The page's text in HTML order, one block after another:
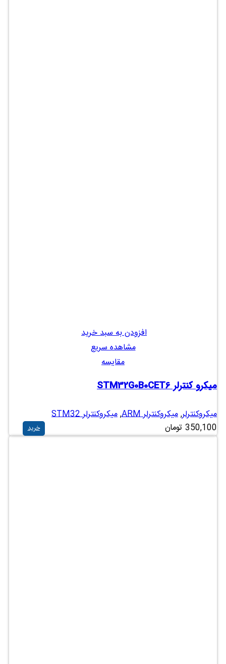
افزودن به سبد خرید
مشاهده سریع
مقایسه
میکرو کنترلر STM32G0B0CET6
میکروکنترلر,میکروکنترلر ARM ,میکروکنترلر STM32
350,100 تومان خرید